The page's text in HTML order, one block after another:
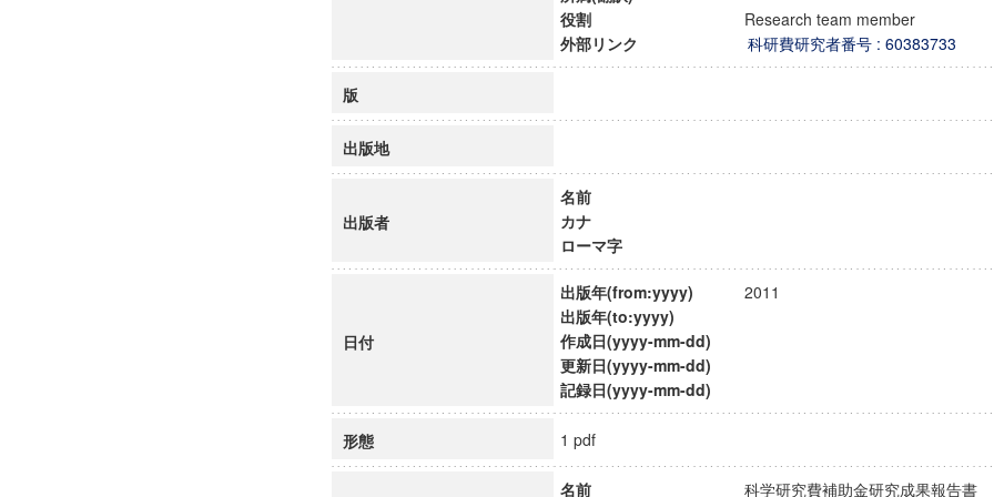
役割
Research team member
外部リンク
科研費研究者番号 : 60383733
版
出版地
出版者
名前
カナ
ローマ字
日付
出版年(from:yyyy)
2011
出版年(to:yyyy)
作成日(yyyy-mm-dd)
更新日(yyyy-mm-dd)
記録日(yyyy-mm-dd)
形態 1 pdf
名前 科学研究費補助金研究成果報告